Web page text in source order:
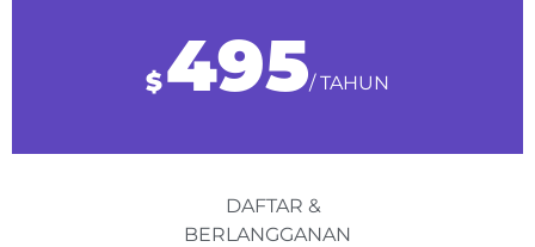
$495/ TAHUN
DAFTAR &
BERLANGGANAN